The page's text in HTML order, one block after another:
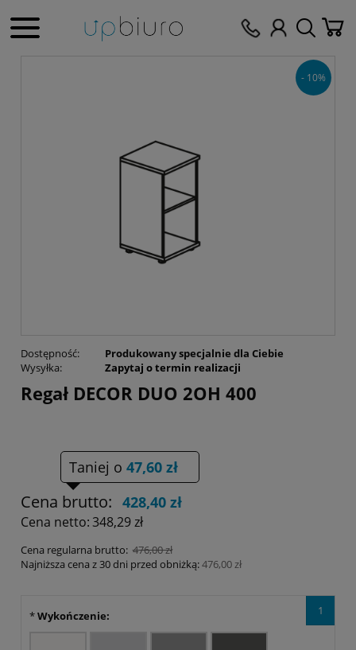
- 10%
Dostępność:
Produkowany specjalnie dla Ciebie
Wysyłka:
Zapytaj o termin realizacji
Regał DECOR DUO 2OH 400
Taniej o 47,60 zł
Cena brutto: 428,40 zł
Cena netto:348,29 zł
Cena regularna brutto: 476,00 zł
Najniższa cena z 30 dni przed obniżką:476,00 zł
1
*Wykończenie: